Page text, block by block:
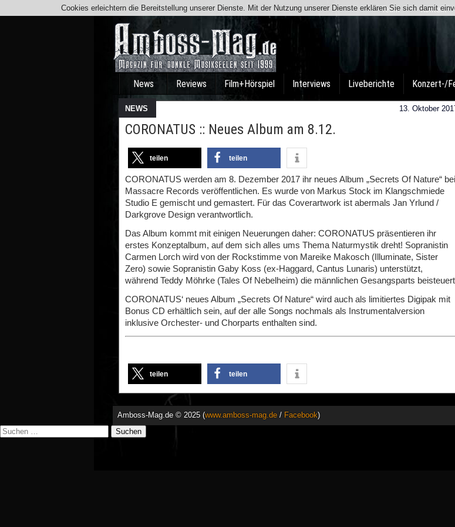
Team Kontakt
News Reviews Film+Hörspiel Interviews Liveberichte Konzert-/
NEWS 13. Oktober
CORONATUS :: Neues Album am 8.12.
teilen teilen
CORONATUS werden am 8. Dezember 2017 ihr neues Album „Secrets Of Nature“ bei
Massacre Records veröffentlichen. Es wurde von Markus Stock im Klangschmiede
Studio E gemischt und gemastert. Für das Coverartwork ist abermals Jan Yrlund /
Darkgrove Design verantwortlich.
Das Album kommt mit einigen Neuerungen daher: CORONATUS präsentieren ihr
erstes Konzeptalbum, auf dem sich alles ums Thema Naturmystik dreht! Sopranistin
Carmen Lorch wird von der Rockstimme von Mareike Makosch (Illuminate, Sister
Zero) sowie Sopranistin Gaby Koss (ex-Haggard, Cantus Lunaris) unterstützt,
während Teddy Möhrke (Tales Of Nebelheim) die männlichen Gesangsparts
CORONATUS‘ neues Album „Secrets Of Nature“ wird auch als limitiertes Digipak mit
Bonus CD erhältlich sein, auf der alle Songs nochmals als Instrumentalversion
inklusive Orchester- und Chorparts enthalten sind.
teilen teilen
Amboss-Mag.de © 2025 (www.amboss-mag.de / Facebook)
Cookies erleichtern die Bereitstellung unserer Dienste. Mit der Nutzung unserer Dienste erklären Sie sich damit